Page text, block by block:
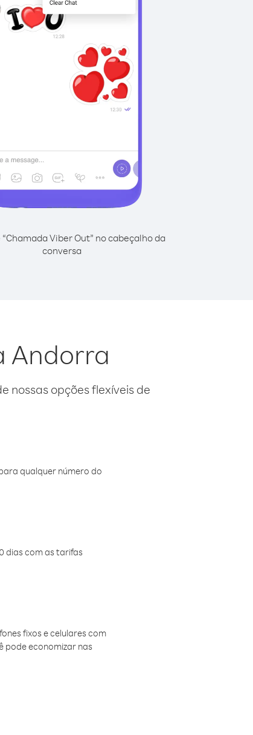
Viber Out” no cabeçalho da
conversa
Andorra
nossas opções flexíveis de
qualquer número do
dias com as tarifas
fixos e celulares com
pode economizar nas